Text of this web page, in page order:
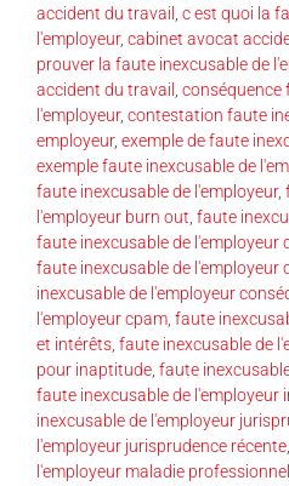
accident du travail , c est quoi la
l'employeur, cabinet avocat
prouver la faute inexcusable de
accident du travail , conséquence
l'employeur, contestation faute
employeur, exemple de faute
exemple faute inexcusable de
faute inexcusable de l'employeur,
l'employeur burn out, faute
faute inexcusable de l'employeur
faute inexcusable de l'employeur
inexcusable de l'employeur
l'employeur cpam, faute
et intérêts, faute inexcusable de
pour inaptitude, faute
faute inexcusable de l'employeur
inexcusable de l'employeur
l'employeur jurisprudence récente,
l'employeur maladie